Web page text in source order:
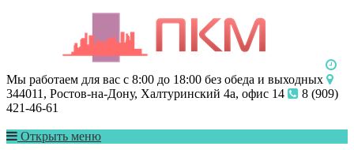
Мы работаем для вас с 8:00 до 18:00 без обеда и выходных
344011, Ростов-на-Дону, Халтуринский 4а, офис 14
8 (909)
421-46-61
Открыть меню